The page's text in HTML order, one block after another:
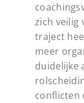
zich veilig
traject
meer
duidelijke
conflicten